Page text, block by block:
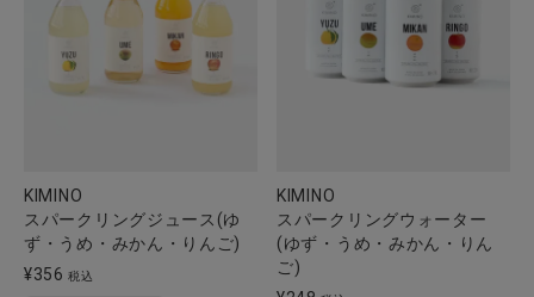
KIMINO
スパークリングジュース(ゆ
ず・うめ・みかん・りんご)
¥356 税込
KIMINO
スパークリングウォーター
(ゆず・うめ・みかん・りん
ご)